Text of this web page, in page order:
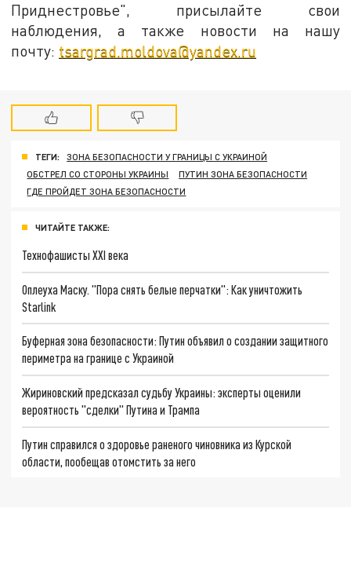
Приднестровье", присылайте свои
наблюдения, а также новости на нашу
почту: tsargrad.moldova@yandex.ru
ТЕГИ:
ЗОНА БЕЗОПАСНОСТИ У ГРАНИЦЫ С УКРАИНОЙ
ОБСТРЕЛ СО СТОРОНЫ УКРАИНЫ
ПУТИН ЗОНА БЕЗОПАСНОСТИ
ГДЕ ПРОЙДЕТ ЗОНА БЕЗОПАСНОСТИ
ЧИТАЙТЕ ТАКЖЕ:
Технофашисты XXI века
Оплеуха Маску. "Пора снять белые перчатки": Как уничтожить
Starlink
Буферная зона безопасности: Путин объявил о создании защитного
периметра на границе с Украиной
Жириновский предсказал судьбу Украины: эксперты оценили
вероятность "сделки" Путина и Трампа
Путин справился о здоровье раненого чиновника из Курской
области, пообещав отомстить за него